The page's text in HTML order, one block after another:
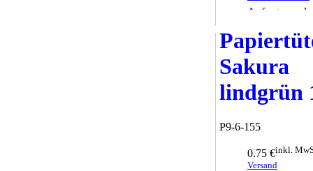
Anfrage
Sakura
lindgrün
P9-6-155
0.75 €inkl.
Versand